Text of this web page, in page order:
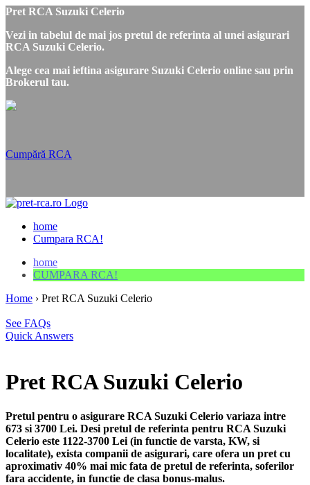
Pret RCA Suzuki Celerio
Vezi in tabelul de mai jos pretul de referinta al unei asigurari
RCA Suzuki Celerio.
Alege cea mai ieftina asigurare Suzuki Celerio online sau prin
Brokerul tau.
Cumpără RCA
home
Cumpara RCA!
home
CUMPARA RCA!
Home › Pret RCA Suzuki Celerio
See FAQs
Quick Answers
Pret RCA Suzuki Celerio
Pretul pentru o asigurare RCA Suzuki Celerio variaza intre
673 si 3700 Lei. Desi pretul de referinta pentru RCA Suzuki
Celerio este 1122-3700 Lei (in functie de varsta, KW, si
localitate), exista companii de asigurari, care ofera un pret cu
aproximativ 40% mai mic fata de pretul de referinta, soferilor
fara accidente, in functie de clasa bonus-malus.